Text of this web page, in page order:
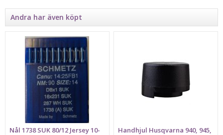
Andra har även köpt
Nål 1738 SUK 80/12 Jersey 10-
Handhjul Husqvarna 940, 945,